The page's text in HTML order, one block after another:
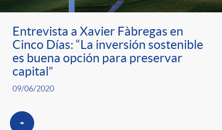
Entrevista a Xavier Fàbregas en
Cinco Días: “La inversión sostenible
es buena opción para preservar
capital”
09/06/2020
+